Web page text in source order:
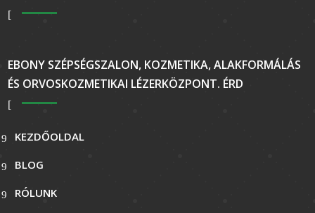
EBONY SZÉPSÉGSZALON, KOZMETIKA, ALAKFORMÁLÁS
ÉS ORVOSKOZMETIKAI LÉZERKÖZPONT. ÉRD
KEZDŐOLDAL
BLOG
RÓLUNK